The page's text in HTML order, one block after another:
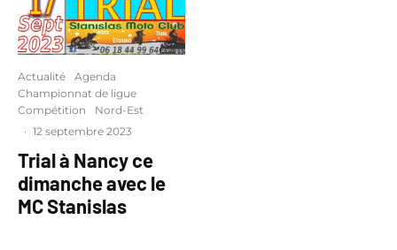
Actualité
Agenda
Championnat de ligue
Compétition
Nord-Est
· 12 septembre 2023
Trial à Nancy ce
dimanche avec le
MC Stanislas